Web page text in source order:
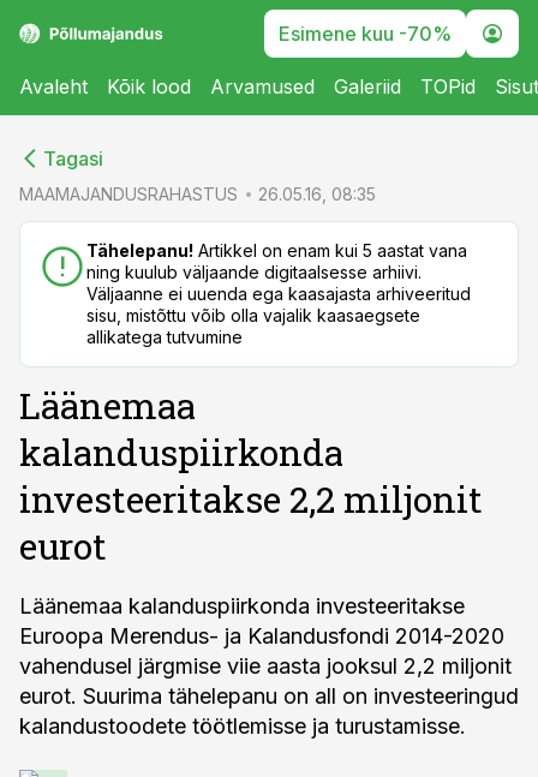
Esimene kuu -70%
Avaleht Kõik lood Arvamused Galeriid TOPid
Tagasi
MAAMAJANDUSRAHASTUS 26.05.16, 08:35
Tähelepanu! Artikkel on enam kui 5 aastat vana
ning kuulub väljaande digitaalsesse arhiivi.
Väljaanne ei uuenda ega kaasajasta arhiveeritud
sisu, mistõttu võib olla vajalik kaasaegsete
allikatega tutvumine
Läänemaa
kalanduspiirkonda
investeeritakse 2,2 miljonit
eurot
Läänemaa kalanduspiirkonda investeeritakse
Euroopa Merendus- ja Kalandusfondi 2014-2020
vahendusel järgmise viie aasta jooksul 2,2 miljonit
eurot. Suurima tähelepanu on all on investeeringud
kalandustoodete töötlemisse ja turustamisse.